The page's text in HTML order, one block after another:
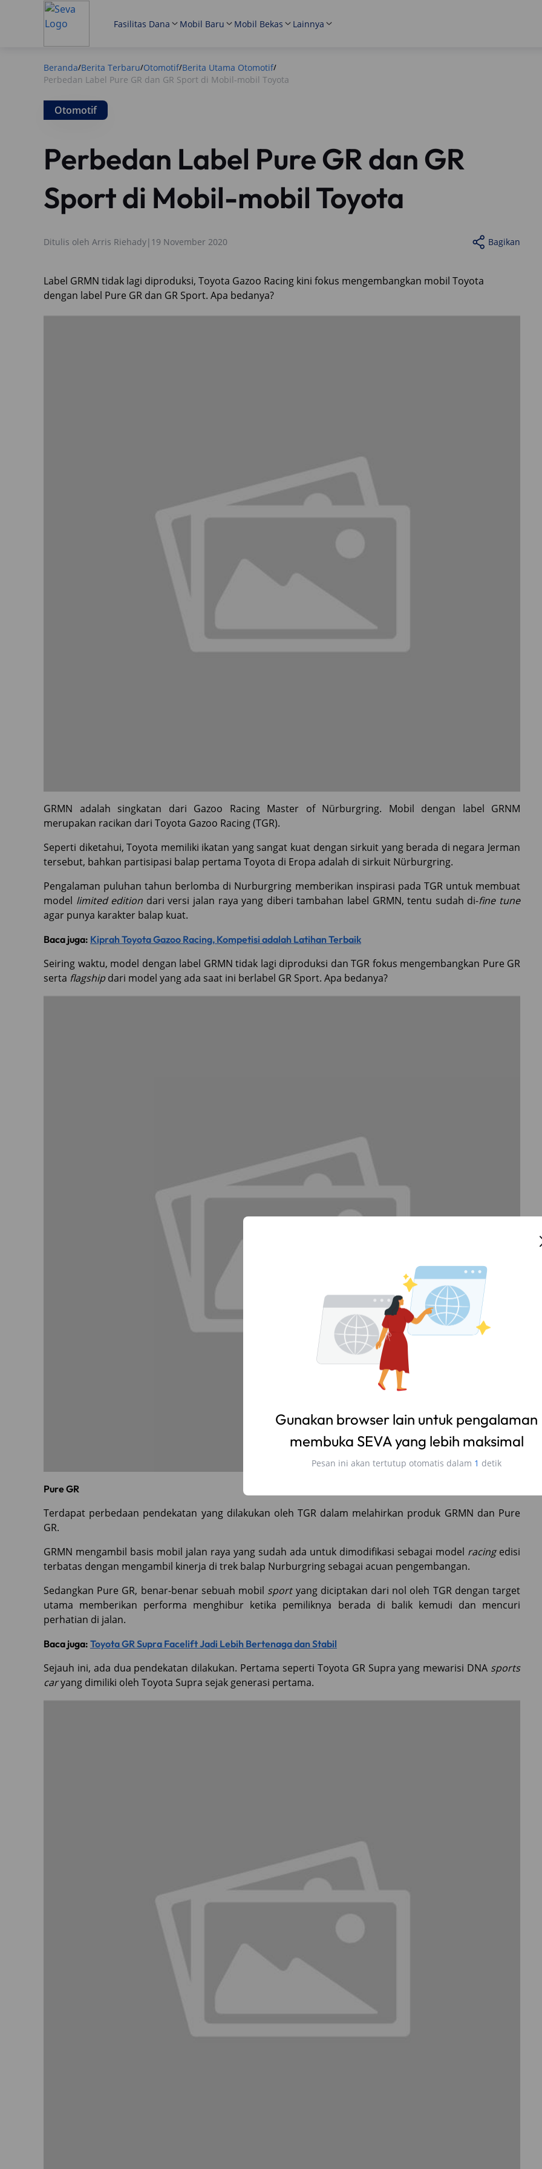
Fasilitas Dana Mobil Baru Mobil Bekas Lainnya
Beranda/Berita Terbaru/Otomotif/Berita Utama Otomotif/
Perbedan Label Pure GR dan GR Sport di Mobil-mobil Toyota
Otomotif
Perbedan Label Pure GR dan GR
Sport di Mobil-mobil Toyota
Ditulis oleh Arris Riehady| 19 November 2020 Bagikan
Label GRMN tidak lagi diproduksi, Toyota Gazoo Racing kini fokus mengembangkan mobil Toyota
dengan label Pure GR dan GR Sport. Apa bedanya?
GRMN adalah singkatan dari Gazoo Racing Master of Nürburgring. Mobil dengan label GRNM
merupakan racikan dari Toyota Gazoo Racing (TGR).
Seperti diketahui, Toyota memiliki ikatan yang sangat kuat dengan sirkuit yang berada di negara Jerman
tersebut, bahkan partisipasi balap pertama Toyota di Eropa adalah di sirkuit Nürburgring.
Pengalaman puluhan tahun berlomba di Nurburgring memberikan inspirasi pada TGR untuk membuat
model limited edition dari versi jalan raya yang diberi tambahan label GRMN, tentu sudah di-fine tune
agar punya karakter balap kuat.
Baca juga: Kiprah Toyota Gazoo Racing, Kompetisi adalah Latihan Terbaik
Seiring waktu, model dengan label GRMN tidak lagi diproduksi dan TGR fokus mengembangkan Pure GR
serta flagshipdari model yang ada saat ini berlabel GR Sport. Apa bedanya?
Pure GR
Terdapat perbedaan pendekatan yang dilakukan oleh TGR dalam melahirkan produk GRMN dan Pure
GR.
GRMN mengambil basis mobil jalan raya yang sudah ada untuk dimodifikasi sebagai model racingedisi
terbatas dengan mengambil kinerja di trek balap Nurburgring sebagai acuan pengembangan.
Sedangkan Pure GR, benar-benar sebuah mobil sportyang diciptakan dari nol oleh TGR dengan target
utama memberikan performa menghibur ketika pemiliknya berada di balik kemudi dan mencuri
perhatian di jalan.
Baca juga: Toyota GR Supra Facelift Jadi Lebih Bertenaga dan Stabil
Sejauh ini, ada dua pendekatan dilakukan. Pertama seperti Toyota GR Supra yang mewarisi DNA sports
caryang dimiliki oleh Toyota Supra sejak generasi pertama.